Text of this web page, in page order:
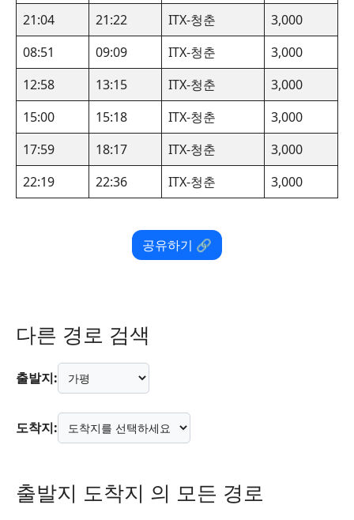
21:04
21:22 ITX-청춘
3,000
08:51
09:09 ITX-청춘
3,000
12:58
13:15 ITX-청춘
3,000
15:00
15:18 ITX-청춘
3,000
17:59
18:17 ITX-청춘
3,000
22:19
22:36 ITX-청춘 3,000
공유하기 🔗
다른 경로 검색
출발지:
도착지:
출발지 도착지 의 모든 경로